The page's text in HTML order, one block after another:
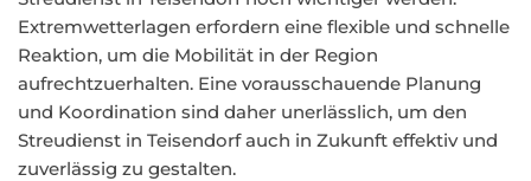
Extremwetterlagen erfordern eine flexible und schnelle
Reaktion, um die Mobilität in der Region
aufrechtzuerhalten. Eine vorausschauende Planung
und Koordination sind daher unerlässlich, um den
Streudienst in Teisendorf auch in Zukunft effektiv und
zuverlässig zu gestalten.